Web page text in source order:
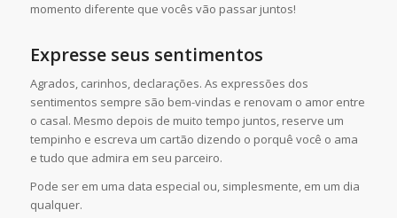
momento diferente que vocês vão passar juntos!
Expresse seus sentimentos
Agrados, carinhos, declarações. As expressões dos
sentimentos sempre são bem-vindas e renovam o amor entre
o casal. Mesmo depois de muito tempo juntos, reserve um
tempinho e escreva um cartão dizendo o porquê você o ama
e tudo que admira em seu parceiro.
Pode ser em uma data especial ou, simplesmente, em um dia
qualquer.